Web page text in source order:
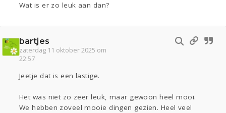
Wat is er zo leuk aan dan?
bartjes
zaterdag 11 oktober 2025 om
22:57
Jeetje dat is een lastige.
Het was niet zo zeer leuk, maar gewoon heel mooi.
We hebben zoveel mooie dingen gezien. Heel veel